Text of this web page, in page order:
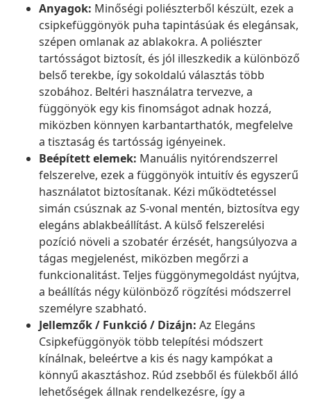
Anyagok: Minőségi poliészterből készült, ezek a
csipkefüggönyök puha tapintásúak és elegánsak,
szépen omlanak az ablakokra. A poliészter
tartósságot biztosít, és jól illeszkedik a különböző
belső terekbe, így sokoldalú választás több
szobához. Beltéri használatra tervezve, a
függönyök egy kis finomságot adnak hozzá,
miközben könnyen karbantarthatók, megfelelve
a tisztaság és tartósság igényeinek.
Beépített elemek: Manuális nyitórendszerrel
felszerelve, ezek a függönyök intuitív és egyszerű
használatot biztosítanak. Kézi működtetéssel
simán csúsznak az S-vonal mentén, biztosítva egy
elegáns ablakbeállítást. A külső felszerelési
pozíció növeli a szobatér érzését, hangsúlyozva a
tágas megjelenést, miközben megőrzi a
funkcionalitást. Teljes függönymegoldást nyújtva,
a beállítás négy különböző rögzítési módszerrel
személyre szabható.
Jellemzők / Funkció / Dizájn: Az Elegáns
Csipkefüggönyök több telepítési módszert
kínálnak, beleértve a kis és nagy kampókat a
könnyű akasztáshoz. Rúd zsebből és fülekből álló
lehetőségek állnak rendelkezésre, így a